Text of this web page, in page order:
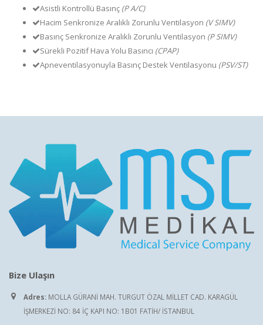
Asistli Kontrollü Basınç (P A/C)
Hacim Senkronize Aralıklı Zorunlu Ventilasyon (V SIMV)
Basınç Senkronize Aralıklı Zorunlu Ventilasyon (P SIMV)
Sürekli Pozitif Hava Yolu Basıncı (CPAP)
Apneventilasyonuyla Basınç Destek Ventilasyonu (PSV/ST)
Bize Ulaşın
Adres: MOLLA GÜRANİ MAH. TURGUT ÖZAL MİLLET CAD. KARAGÜL
İŞMERKEZİ NO: 84 İÇ KAPI NO: 1B01 FATİH/ İSTANBUL